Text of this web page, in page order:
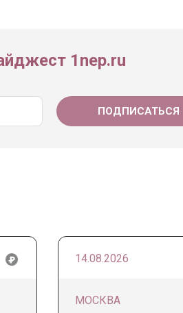
1nep.ru
14.08.2026
МОСКВА